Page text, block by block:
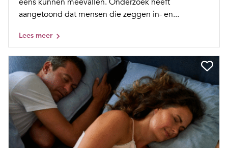
aangetoond dat mensen die zeggen in- en...
Lees meer